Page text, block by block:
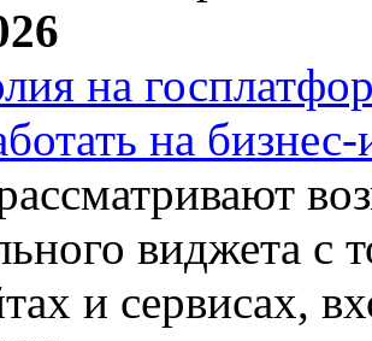
на
на
виджета с
и сервисах,